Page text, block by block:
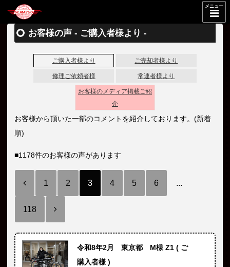
メニュー
お客様の声 - ご購入者様より -
ご購入者様より ご売却者様より
修理ご依頼者様 常連者様より
お客様のメディア掲載ご紹
介
お客様から頂いた一部のコメントを紹介しております。(新着
順)
■1178件のお客様の声があります
1 2 3 4 5 6 ...
118
令和8年2月 東京都 M様 Z1 ( ご
購入者様 )